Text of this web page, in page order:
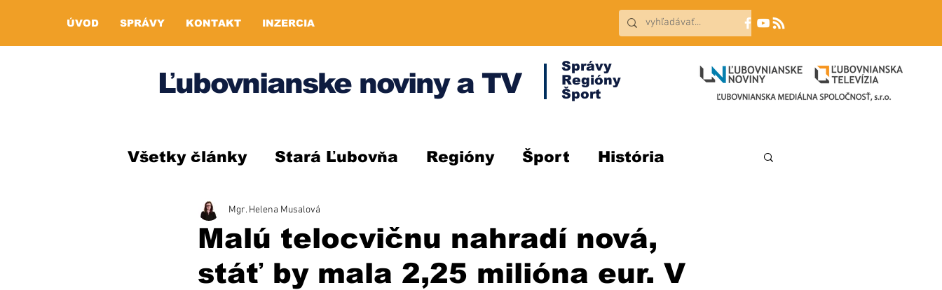
ÚVOD SPRÁVY KONTAKT INZERCIA
Ľubovnianske noviny a TV
Správy
Regióny
Šport
Všetky články Stará Ľubovňa Regióny Šport História
Malú telocvičnu nahradí nová,
stáť by mala 2,25 milióna eur. V
Mgr. Helena Musalová